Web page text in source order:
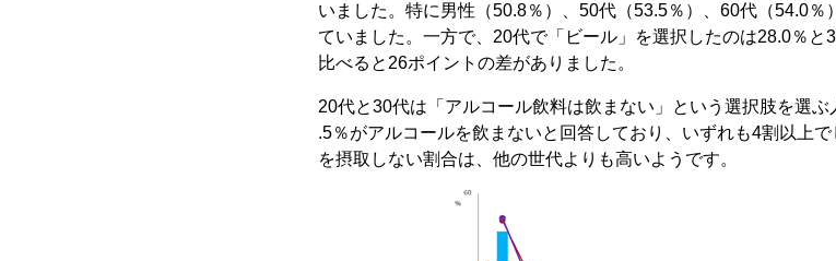
いました。特に男性（50.8％）、50代（53.5％）、60代（54.0
ていました。一方で、20代で「ビール」を選択したのは28.0％と
比べると26ポイントの差がありました。
20代と30代は「アルコール飲料は飲まない」という選択肢を選
.5％がアルコールを飲まないと回答しており、いずれも4割以上
を摂取しない割合は、他の世代よりも高いようです。